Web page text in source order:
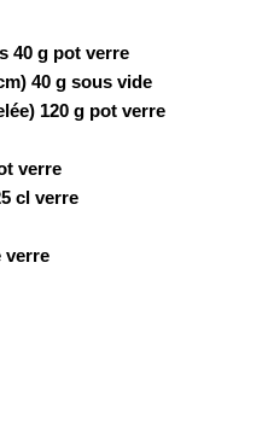
40 g pot verre
40 g sous vide
120 g pot verre
verre
cl verre
verre